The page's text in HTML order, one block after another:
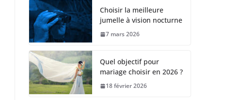
Choisir la meilleure
jumelle à vision nocturne
7 mars 2026
Quel objectif pour
mariage choisir en 2026 ?
18 février 2026